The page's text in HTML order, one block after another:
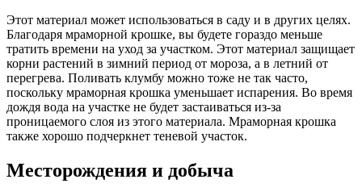
Этот материал может использоваться в саду и в других целях.
Благодаря мраморной крошке, вы будете гораздо меньше
тратить времени на уход за участком. Этот материал защищает
корни растений в зимний период от мороза, а в летний от
перегрева. Поливать клумбу можно тоже не так часто,
поскольку мраморная крошка уменьшает испарения. Во время
дождя вода на участке не будет застаиваться из-за
проницаемого слоя из этого материала. Мраморная крошка
также хорошо подчеркнет теневой участок.
Месторождения и добыча